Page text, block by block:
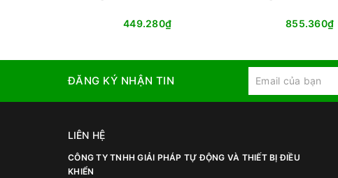
449.280₫ 855.360₫
ĐĂNG KÝ NHẬN TIN
LIÊN HỆ
CÔNG TY TNHH GIẢI PHÁP TỰ ĐỘNG VÀ THIẾT BỊ ĐIỀU
KHIỂN